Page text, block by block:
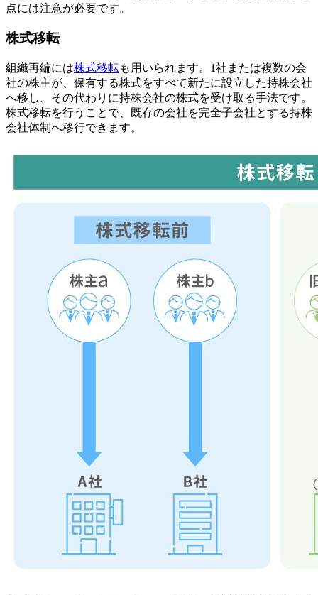
点には注意が必要です。
株式移転
組織再編には株式移転も用いられます。1社または複数の会
社の株主が、保有する株式をすべて新たに設立した持株会社
へ移し、その代わりに持株会社の株式を受け取る手法です。
株式移転を行うことで、既存の会社を完全子会社とする持株
会社体制へ移行できます。